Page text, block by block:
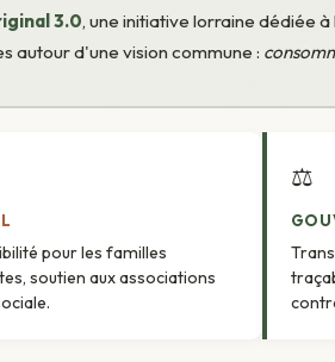
3.0, une initiative lorraine dédiée
autour d'une vision commune :
pour les familles
soutien aux associations
⚖️